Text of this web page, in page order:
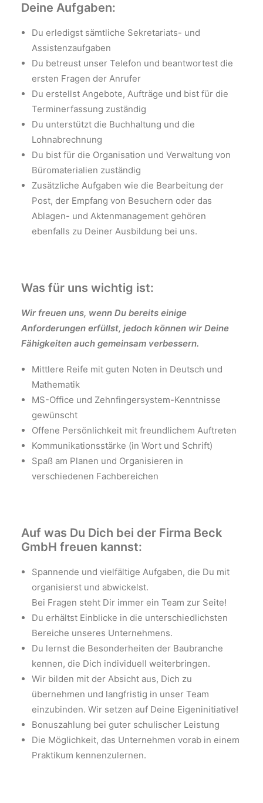
Deine Aufgaben:
Du erledigst sämtliche Sekretariats- und
Assistenzaufgaben
Du betreust unser Telefon und beantwortest die
ersten Fragen der Anrufer
Du erstellst Angebote, Aufträge und bist für die
Terminerfassung zuständig
Du unterstützt die Buchhaltung und die
Lohnabrechnung
Du bist für die Organisation und Verwaltung von
Büromaterialien zuständig
Zusätzliche Aufgaben wie die Bearbeitung der
Post, der Empfang von Besuchern oder das
Ablagen- und Aktenmanagement gehören
ebenfalls zu Deiner Ausbildung bei uns.
Was für uns wichtig ist:
Wir freuen uns, wenn Du bereits einige
Anforderungen erfüllst, jedoch können wir Deine
Fähigkeiten auch gemeinsam verbessern.
Mittlere Reife mit guten Noten in Deutsch und
Mathematik
MS-Office und Zehnfingersystem-Kenntnisse
gewünscht
Offene Persönlichkeit mit freundlichem Auftreten
Kommunikationsstärke (in Wort und Schrift)
Spaß am Planen und Organisieren in
verschiedenen Fachbereichen
Auf was Du Dich bei der Firma Beck
GmbH freuen kannst:
Spannende und vielfältige Aufgaben, die Du mit
organisierst und abwickelst.
Bei Fragen steht Dir immer ein Team zur Seite!
Du erhältst Einblicke in die unterschiedlichsten
Bereiche unseres Unternehmens.
Du lernst die Besonderheiten der Baubranche
kennen, die Dich individuell weiterbringen.
Wir bilden mit der Absicht aus, Dich zu
übernehmen und langfristig in unser Team
einzubinden. Wir setzen auf Deine Eigeninitiative!
Bonuszahlung bei guter schulischer Leistung
Die Möglichkeit, das Unternehmen vorab in einem
Praktikum kennenzulernen.